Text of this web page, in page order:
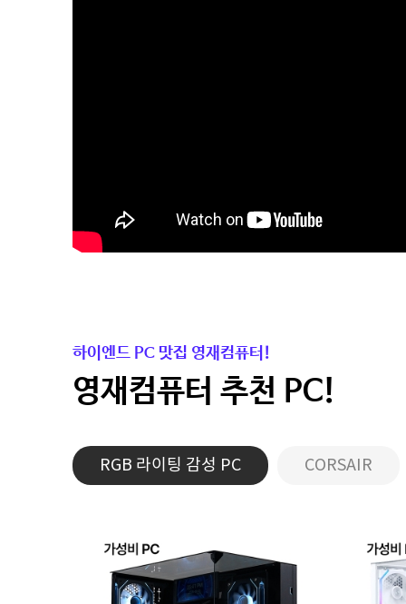
하이엔드 PC 맛집 영재컴퓨터!
영재컴퓨터 추천 PC!
RGB 라이팅 감성 PC CORSAIR